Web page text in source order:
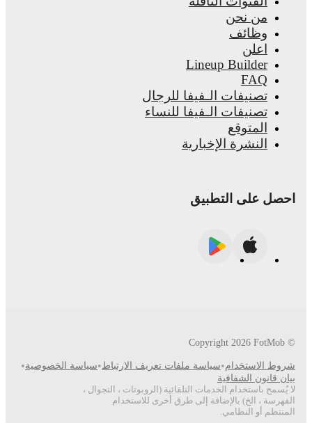
تعريف الارتباط •سياسة الخصوصية•
(الروبوتات ، التجوال ،
أخرى للاستخدام